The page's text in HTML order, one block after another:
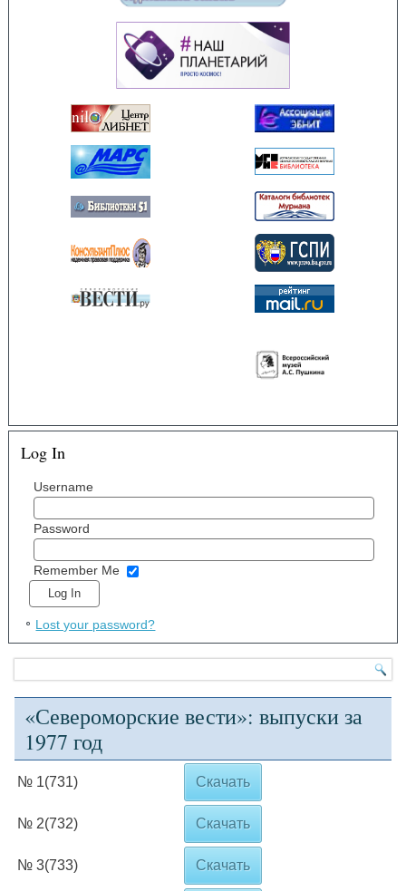
Log In
Username
Password
Remember Me
Lost your password?
«Североморские вести»: выпуски за
1977 год
№ 1(731) Скачать
№ 2(732) Скачать
№ 3(733) Скачать